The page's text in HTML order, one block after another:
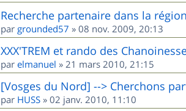
Recherche partenaire dans la
par grounded57 » 08 nov. 2009, 20:13
XXX'TREM et rando des
par elmanuel » 21 mars 2010, 21:15
[Vosges du Nord] --> Cherchons
par HUSS » 02 janv. 2010, 11:10